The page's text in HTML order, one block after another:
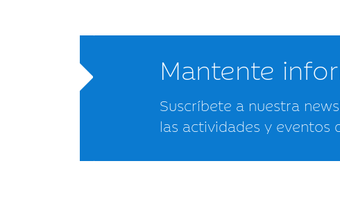
Mantente
Suscríbete a nuestra
las actividades y eventos